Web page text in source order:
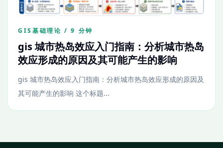
GIS基础理论 / 9 分钟
gis 城市热岛效应入门指南：分析城市热岛
效应形成的原因及其可能产生的影响
gis 城市热岛效应入门指南：分析城市热岛效应形成的原因及
其可能产生的影响 这个标题...